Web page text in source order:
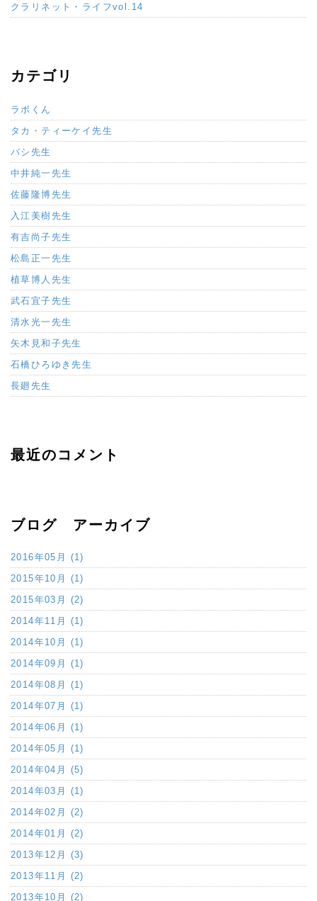
クラリネット・ライフvol.14
カテゴリ
ラボくん
タカ・ティーケイ先生
バシ先生
中井純一先生
佐藤隆博先生
入江美樹先生
有吉尚子先生
松島正一先生
植草博人先生
武石宜子先生
清水光一先生
矢木見和子先生
石橋ひろゆき先生
長廻先生
最近のコメント
ブログ アーカイブ
2016年05月 (1)
2015年10月 (1)
2015年03月 (2)
2014年11月 (1)
2014年10月 (1)
2014年09月 (1)
2014年08月 (1)
2014年07月 (1)
2014年06月 (1)
2014年05月 (1)
2014年04月 (5)
2014年03月 (1)
2014年02月 (2)
2014年01月 (2)
2013年12月 (3)
2013年11月 (2)
2013年10月 (2)